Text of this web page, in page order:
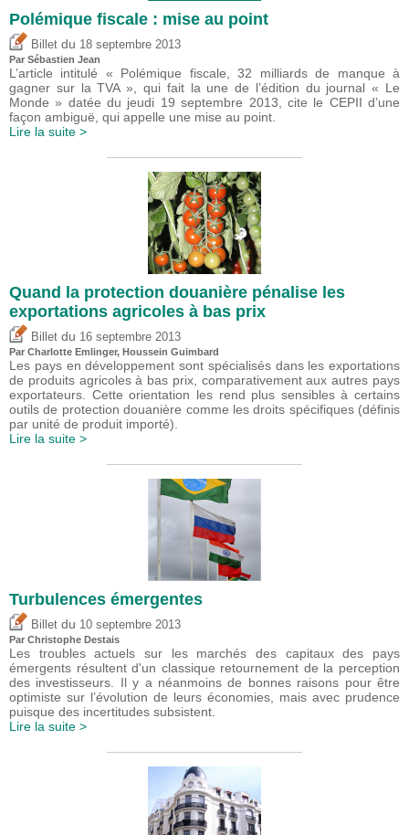
Polémique fiscale : mise au point
Billet du 18 septembre 2013
Par Sébastien Jean
L’article intitulé « Polémique fiscale, 32 milliards de manque à
gagner sur la TVA », qui fait la une de l’édition du journal « Le
Monde » datée du jeudi 19 septembre 2013, cite le CEPII d’une
façon ambiguë, qui appelle une mise au point.
Lire la suite >
Quand la protection douanière pénalise les
exportations agricoles à bas prix
Billet du 16 septembre 2013
Par Charlotte Emlinger, Houssein Guimbard
Les pays en développement sont spécialisés dans les exportations
de produits agricoles à bas prix, comparativement aux autres pays
exportateurs. Cette orientation les rend plus sensibles à certains
outils de protection douanière comme les droits spécifiques (définis
par unité de produit importé).
Lire la suite >
Turbulences émergentes
Billet du 10 septembre 2013
Par Christophe Destais
Les troubles actuels sur les marchés des capitaux des pays
émergents résultent d'un classique retournement de la perception
des investisseurs. Il y a néanmoins de bonnes raisons pour être
optimiste sur l’évolution de leurs économies, mais avec prudence
puisque des incertitudes subsistent.
Lire la suite >